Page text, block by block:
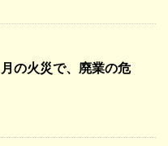
の火災で、廃業の危